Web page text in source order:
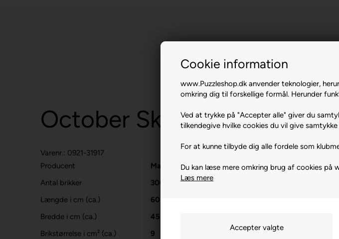
Cookie information
www.Puzzleshop.dk anvender teknologier,
omkring dig til forskellige formål. Herunder
Ved at trykke på "Accepter alle" giver du
tilkendegive hvilke cookies du vil give samtykke
For at kunne tilbyde dig alle fordele som
Du kan læse mere omkring brug af cookies på
Læs mere
October Skies.
Varenr.: 0921-31917
Producent
MasterPieces
Antal brikker
300 XXL
Længde i cm (ca.)
60
Bredde i cm (ca.)
45
Brikstørrelse i cm² (ca.)
9